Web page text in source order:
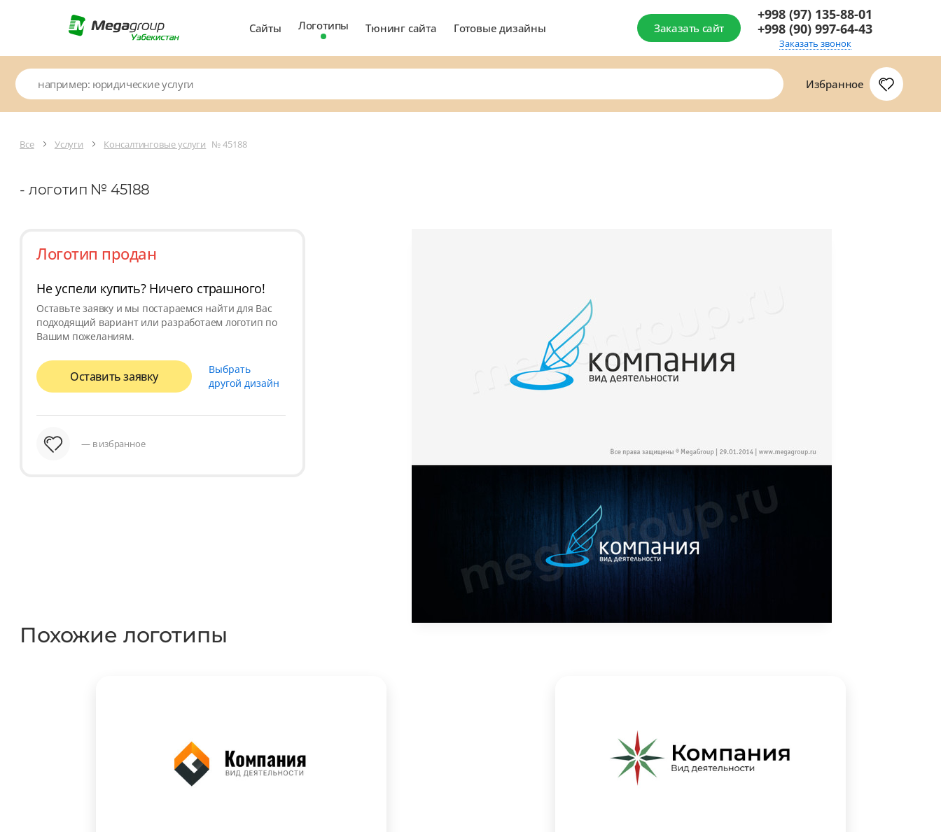
Сайты Логотипы Тюнинг сайта Готовые дизайны Заказать сайт
+998 (97) 135-88-01
+998 (90) 997-64-43
Заказать звонок
Избранное
Все Услуги Консалтинговые услуги № 45188
- логотип № 45188
Логотип продан
Не успели купить? Ничего страшного!
Оставьте заявку и мы постараемся найти для Вас
подходящий вариант или разработаем логотип по
Вашим пожеланиям.
Оставить заявку
Выбрать
другой дизайн
— в избранное
Похожие логотипы